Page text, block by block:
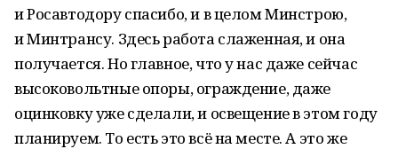
и Росавтодору спасибо, и в целом Минстрою,
и Минтрансу. Здесь работа слаженная, и она
получается. Но главное, что у нас даже сейчас
высоковольтные опоры, ограждение, даже
оцинковку уже сделали, и освещение в этом году
планируем. То есть это всё на месте. А это же